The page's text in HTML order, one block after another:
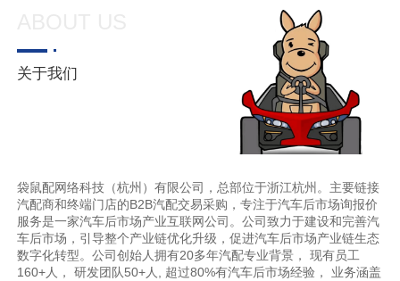
关于我们
袋鼠配网络科技（杭州）有限公司，总部位于浙江杭州。主要链接
汽配商和终端门店的B2B汽配交易采购，专注于汽车后市场询报价
服务是一家汽车后市场产业互联网公司。公司致力于建设和完善汽
车后市场，引导整个产业链优化升级，促进汽车后市场产业链生态
数字化转型。公司创始人拥有20多年汽配专业背景， 现有员工
160+人， 研发团队50+人, 超过80%有汽车后市场经验， 业务涵盖